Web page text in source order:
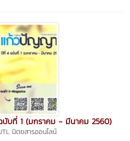
บที่ 1 (มกราคม - มีนาคม 2560)
นิตยสารออนไลน์